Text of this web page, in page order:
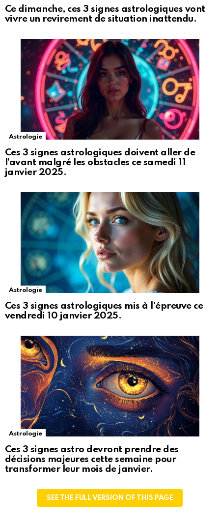
Ce dimanche, ces 3 signes astrologiques vont
vivre un revirement de situation inattendu.
Astrologie
Ces 3 signes astrologiques doivent aller de
l’avant malgré les obstacles ce samedi 11
janvier 2025.
Astrologie
Ces 3 signes astrologiques mis à l’épreuve ce
vendredi 10 janvier 2025.
Astrologie
Ces 3 signes astro devront prendre des
décisions majeures cette semaine pour
transformer leur mois de janvier.
SEE THE FULL VERSION OF THIS PAGE